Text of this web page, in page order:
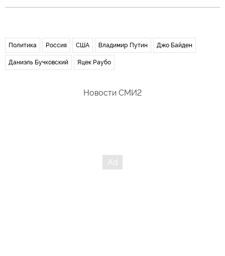
Политика Россия США Владимир Путин Джо Байден
Даниэль Бучковский Яцек Раубо
Новости СМИ2